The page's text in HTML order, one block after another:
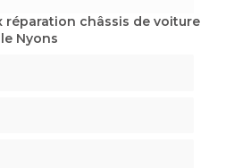
réparation châssis de voiture
Nyons